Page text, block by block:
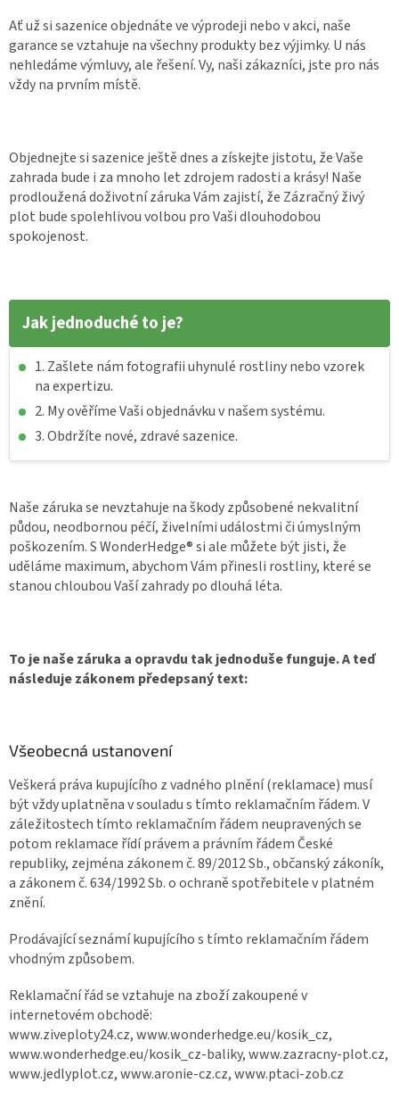
Ať už si sazenice objednáte ve výprodeji nebo v akci, naše
garance se vztahuje na všechny produkty bez výjimky. U nás
nehledáme výmluvy, ale řešení. Vy, naši zákazníci, jste pro nás
vždy na prvním místě.
Objednejte si sazenice ještě dnes a získejte jistotu, že Vaše
zahrada bude i za mnoho let zdrojem radosti a krásy! Naše
prodloužená doživotní záruka Vám zajistí, že Zázračný živý
plot bude spolehlivou volbou pro Vaši dlouhodobou
spokojenost.
Jak jednoduché to je?
1. Zašlete nám fotografii uhynulé rostliny nebo vzorek
na expertizu.
2. My ověříme Vaši objednávku v našem systému.
3. Obdržíte nové, zdravé sazenice.
Naše záruka se nevztahuje na škody způsobené nekvalitní
půdou, neodbornou péčí, živelními událostmi či úmyslným
poškozením. S WonderHedge® si ale můžete být jisti, že
uděláme maximum, abychom Vám přinesli rostliny, které se
stanou chloubou Vaší zahrady po dlouhá léta.
To je naše záruka a opravdu tak jednoduše funguje. A teď
následuje zákonem předepsaný text:
Všeobecná ustanovení
Veškerá práva kupujícího z vadného plnění (reklamace) musí
být vždy uplatněna v souladu s tímto reklamačním řádem. V
záležitostech tímto reklamačním řádem neupravených se
potom reklamace řídí právem a právním řádem České
republiky, zejména zákonem č. 89/2012 Sb., občanský zákoník,
a zákonem č. 634/1992 Sb. o ochraně spotřebitele v platném
znění.
Prodávající seznámí kupujícího s tímto reklamačním řádem
vhodným způsobem.
Reklamační řád se vztahuje na zboží zakoupené v
internetovém obchodě:
www.ziveploty24.cz, www.wonderhedge.eu/kosik_cz,
www.wonderhedge.eu/kosik_cz-baliky, www.zazracny-plot.cz,
www.jedlyplot.cz, www.aronie-cz.cz, www.ptaci-zob.cz